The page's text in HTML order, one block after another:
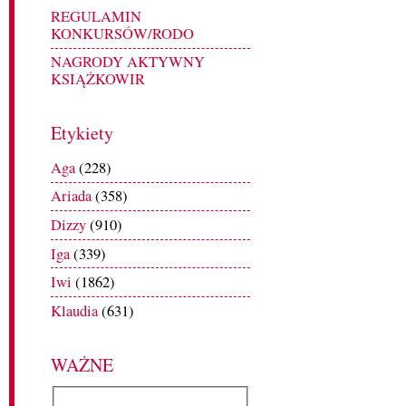
REGULAMIN
KONKURSÓW/RODO
NAGRODY AKTYWNY
KSIĄŻKOWIR
Etykiety
Aga(228)
Ariada(358)
Dizzy(910)
Iga(339)
Iwi (1862)
Klaudia(631)
WAŻNE